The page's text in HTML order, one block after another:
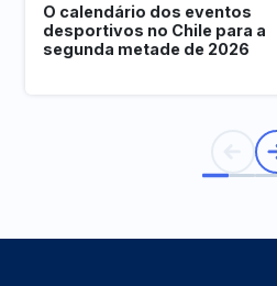
O calendário dos eventos
desportivos no Chile para a
segunda metade de 2026